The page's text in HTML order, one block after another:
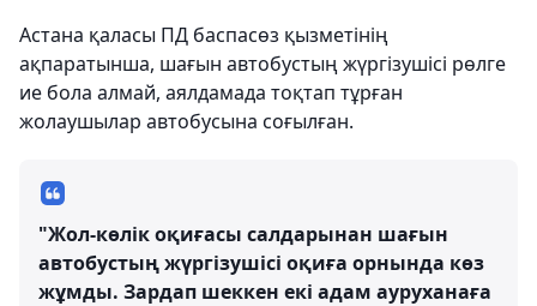
Астана қаласы ПД баспасөз қызметінің
ақпаратынша, шағын автобустың жүргізушісі рөлге
ие бола алмай, аялдамада тоқтап тұрған
жолаушылар автобусына соғылған.
"Жол-көлік оқиғасы салдарынан шағын
автобустың жүргізушісі оқиға орнында көз
жұмды. Зардап шеккен екі адам ауруханаға